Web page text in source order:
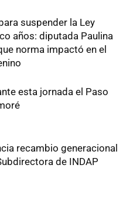
suspender la Ley
años: diputada Paulina
norma impactó en el
esta jornada el Paso
recambio generacional
de INDAP